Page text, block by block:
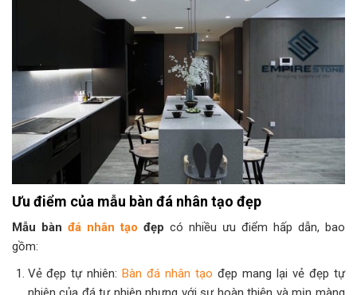
Ưu điểm của mẫu bàn đá nhân tạo đẹp
Mẫu bàn đá nhân tạo đẹp có nhiều ưu điểm hấp dẫn, bao
gồm:
Vẻ đẹp tự nhiên: Bàn đá nhân tạo đẹp mang lại vẻ đẹp tự